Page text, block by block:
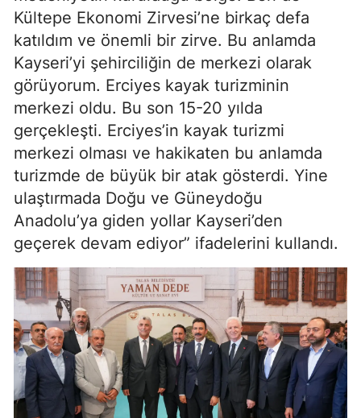
Kültepe Ekonomi Zirvesi’ne birkaç defa
katıldım ve önemli bir zirve. Bu anlamda
Kayseri’yi şehirciliğin de merkezi olarak
görüyorum. Erciyes kayak turizminin
merkezi oldu. Bu son 15-20 yılda
gerçekleşti. Erciyes’in kayak turizmi
merkezi olması ve hakikaten bu anlamda
turizmde de büyük bir atak gösterdi. Yine
ulaştırmada Doğu ve Güneydoğu
Anadolu’ya giden yollar Kayseri’den
geçerek devam ediyor” ifadelerini kullandı.